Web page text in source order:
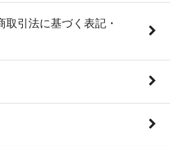
引法に基づく表記・